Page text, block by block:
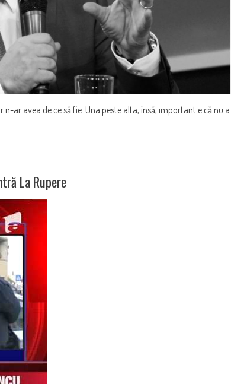
ar avea de ce să fie. Una peste alta, însă, important e că nu a
La Rupere